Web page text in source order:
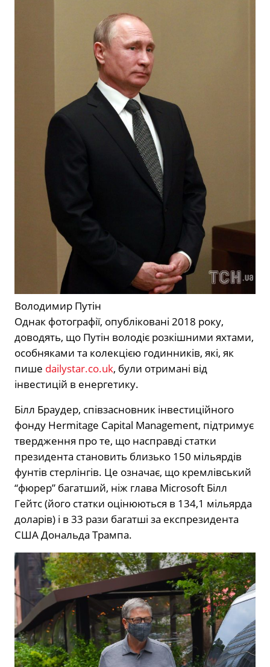
Володимир Путін
Однак фотографії, опубліковані 2018 року,
доводять, що Путін володіє розкішними яхтами,
особняками та колекцією годинників, які, як
пише dailystar.co.uk, були отримані від
інвестицій в енергетику.
Білл Браудер, співзасновник інвестиційного
фонду Hermitage Capital Management, підтримує
твердження про те, що насправді статки
президента становить близько 150 мільярдів
фунтів стерлінгів. Це означає, що кремлівський
“фюрер” багатший, ніж глава Microsoft Білл
Гейтс (його статки оцінюються в 134,1 мільярда
доларів) і в 33 рази багатші за експрезидента
США Дональда Трампа.